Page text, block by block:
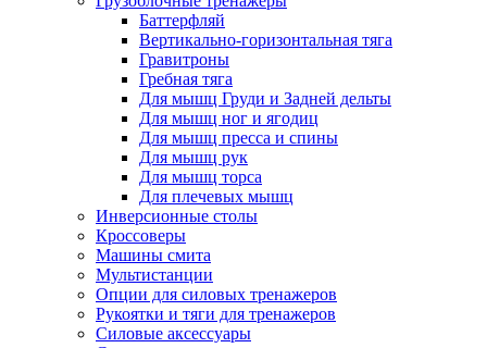
Баттерфляй
Вертикально-горизонтальная тяга
Гравитроны
Гребная тяга
Для мышц Груди и Задней дельты
Для мышц ног и ягодиц
Для мышц пресса и спины
Для мышц рук
Для мышц торса
Для плечевых мышц
Инверсионные столы
Кроссоверы
Машины смита
Мультистанции
Опции для силовых тренажеров
Рукоятки и тяги для тренажеров
Силовые аксессуары